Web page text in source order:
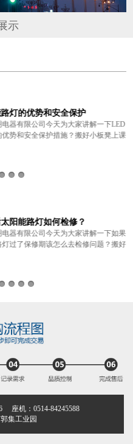
示
灯的优势和安全保护
器有限公司今天为大家讲解一下LED
优势和安全保护措施？搬好小板凳上课
阳能路灯如何检修？
器有限公司今天为大家讲解一下如果
过了保修期该怎么去检修问题？搬好
座机：0514-84245588
集工业园